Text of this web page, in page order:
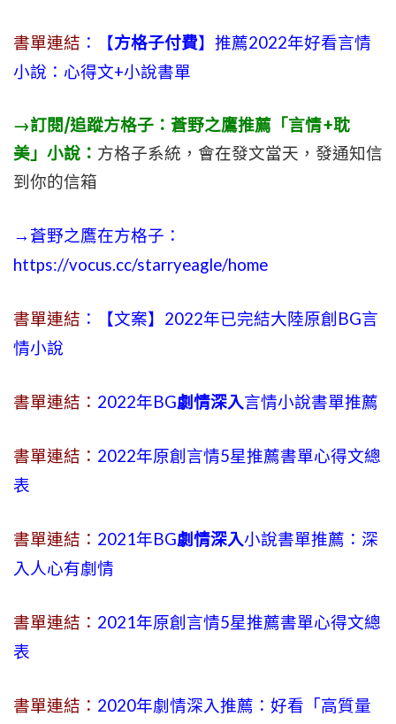
書單連結 ：【方格子付費】推薦2022年好看言情
小說：心得文+小說書單
→訂閱/追蹤方格子：蒼野之鷹推薦「言情+耽
美」小說： 方格子系統，會在發文當天，發通知信
到你的信箱
→蒼野之鷹在方格子：
https://vocus.cc/starryeagle/home
書單連結 ：【文案】2022年已完結大陸原創BG言
情小說
書單連結： 2022年BG劇情深入言情小說書單推薦
書單連結： 2022年原創言情5星推薦書單心得文總
表
書單連結： 2021年BG劇情深入小說書單推薦：深
入人心有劇情
書單連結： 2021年原創言情5星推薦書單心得文總
表
書單連結： 2020年劇情深入推薦：好看「高質量